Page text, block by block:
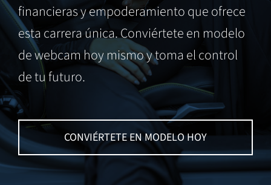
financieras y empoderamiento que ofrece
esta carrera única. Conviértete en modelo
de webcam hoy mismo y toma el control
de tu futuro.
CONVIÉRTETE EN MODELO HOY